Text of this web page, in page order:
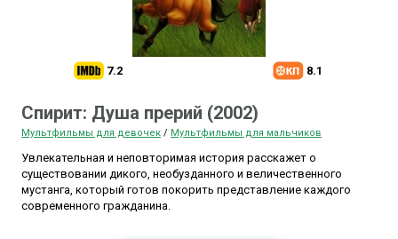
7.2 8.1
Спирит: Душа прерий (2002)
Мультфильмы для девочек / Мультфильмы для мальчиков
Увлекательная и неповторимая история расскажет о
существовании дикого, необузданного и величественного
мустанга, который готов покорить представление каждого
современного гражданина.